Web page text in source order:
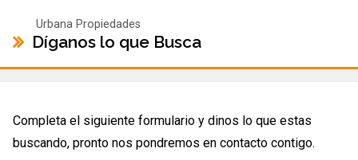
Urbana Propiedades
Díganos lo que Busca
Completa el siguiente formulario y dinos lo que estas
buscando, pronto nos pondremos en contacto contigo.